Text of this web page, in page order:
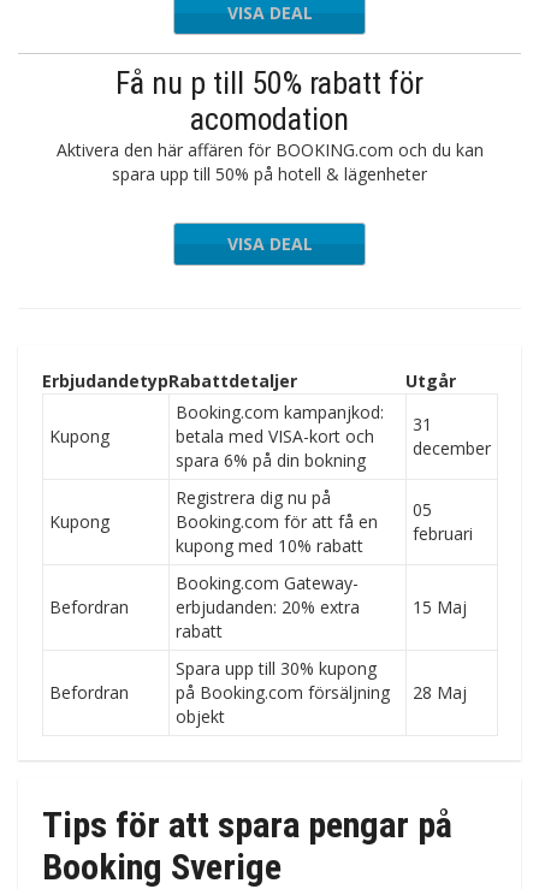
VISA DEAL
Få nu p till 50% rabatt för
acomodation
Aktivera den här affären för BOOKING.com och du kan
spara upp till 50% på hotell & lägenheter
VISA DEAL
ErbjudandetypRabattdetaljer Utgår
Kupong
Booking.com kampanjkod:
betala med VISA-kort och
spara 6% på din bokning
31
december
Kupong
Registrera dig nu på
Booking.com för att få en
kupong med 10% rabatt
05
februari
Befordran
Booking.com Gateway-
erbjudanden: 20% extra
rabatt
15 Maj
Befordran
Spara upp till 30% kupong
på Booking.com försäljning
objekt
28 Maj
Tips för att spara pengar på
Booking Sverige